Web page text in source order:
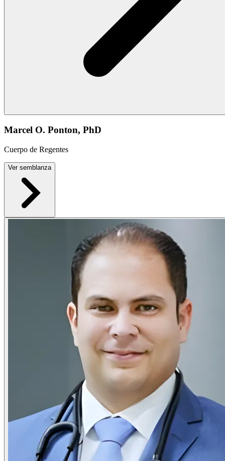
Marcel O. Ponton, PhD
Cuerpo de Regentes
Ver semblanza